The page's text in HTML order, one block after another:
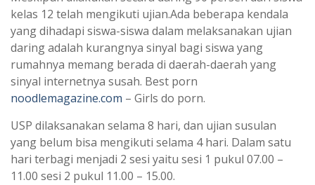
kelas 12 telah mengikuti ujian.Ada beberapa kendala
yang dihadapi siswa-siswa dalam melaksanakan ujian
daring adalah kurangnya sinyal bagi siswa yang
rumahnya memang berada di daerah-daerah yang
sinyal internetnya susah. Best porn
noodlemagazine.com – Girls do porn.
USP dilaksanakan selama 8 hari, dan ujian susulan
yang belum bisa mengikuti selama 4 hari. Dalam satu
hari terbagi menjadi 2 sesi yaitu sesi 1 pukul 07.00 –
11.00 sesi 2 pukul 11.00 – 15.00.